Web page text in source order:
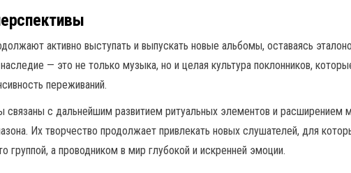
активно выступать и выпускать новые альбомы, оставаясь
— это не только музыка, но и целая культура поклонников,
переживаний.
связаны с дальнейшим развитием ритуальных элементов и расширением
Их творчество продолжает привлекать новых слушателей, для
группой, а проводником в мир глубокой и искренней эмоции.